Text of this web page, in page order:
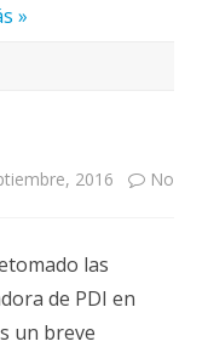
»
2016 No
las
de PDI en
un breve